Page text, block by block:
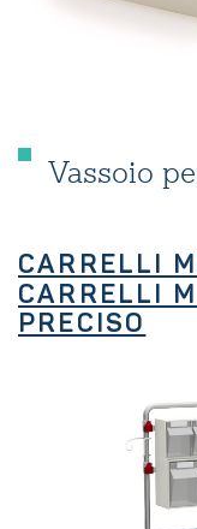
Vassoio
CARRELLI
CARRELLI
PRECISO